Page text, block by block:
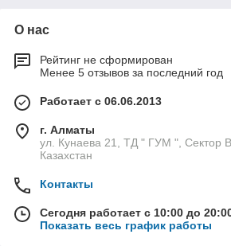
О нас
Рейтинг не сформирован
Менее 5 отзывов за последний год
Работает с 06.06.2013
г. Алматы
ул. Кунаева 21, ТД " ГУМ ", Сектор
Казахстан
Контакты
Сегодня работает с 10:00 до
Показать весь график работы